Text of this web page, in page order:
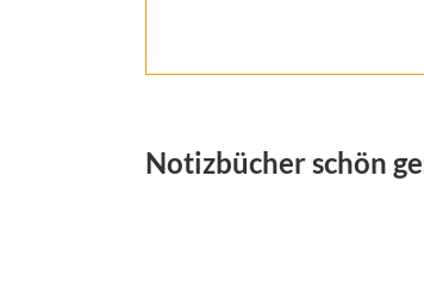
Notizbücher schön